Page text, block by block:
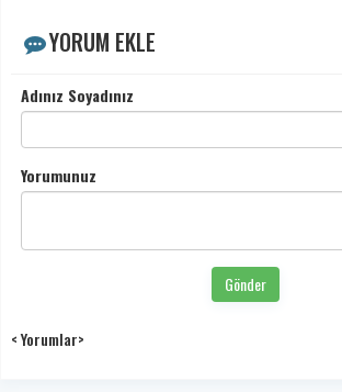
YORUM EKLE
Adınız Soyadınız
Yorumunuz
Gönder
< Yorumlar>